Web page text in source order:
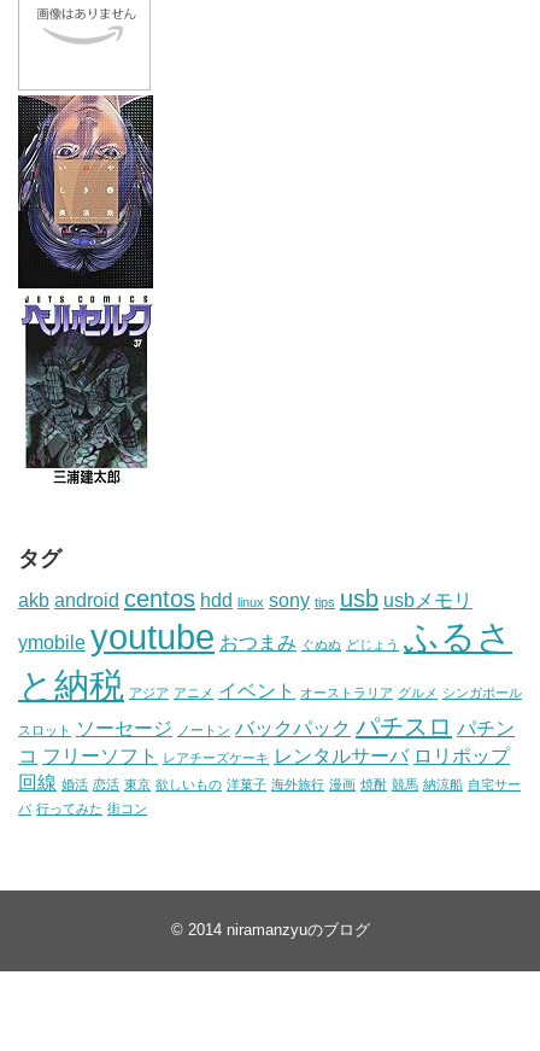
タグ
akb android centos hdd linux sony tips usb usbメモリ
ymobile youtube おつまみ ぐぬぬ どじょう ふるさ
と納税 アジア アニメ イベント オーストラリア グルメ シンガポール
スロット ソーセージ ノートン バックパック パチスロ パチン
コ フリーソフト レアチーズケーキ レンタルサーバ ロリポップ
回線 婚活 恋活 東京 欲しいもの 洋菓子 海外旅行 漫画 焼酎 競馬 納涼船 自宅サー
バ 行ってみた 街コン
© 2014 niramanzyuのブログ